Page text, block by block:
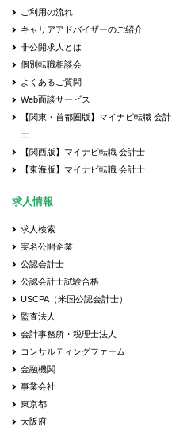
ご利用の流れ
キャリアアドバイザーのご紹介
非公開求人とは
個別転職相談会
よくあるご質問
Web面談サービス
【関東・首都圏版】マイナビ転職 会計
士
【関西版】マイナビ転職 会計士
【東海版】マイナビ転職 会計士
求人情報
求人検索
実名公開企業
公認会計士
公認会計士試験合格
USCPA（米国公認会計士）
監査法人
会計事務所・税理士法人
コンサルティングファーム
金融機関
事業会社
東京都
大阪府